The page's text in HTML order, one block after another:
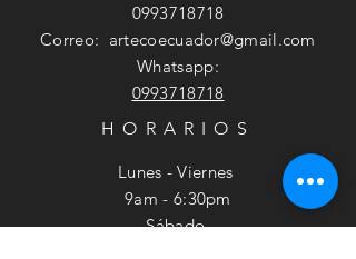
0993718718
Correo: artecoecuador@gmail.com
Whatsapp:
0993718718
HORARIOS
Lunes - Viernes
9am - 6:30pm
​​Sábado